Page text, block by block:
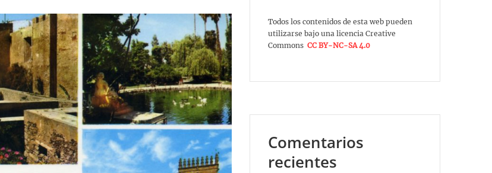
Todos los contenidos de esta web pueden
utilizarse bajo una licencia Creative
Commons CC BY-NC-SA 4.0
Comentarios
recientes